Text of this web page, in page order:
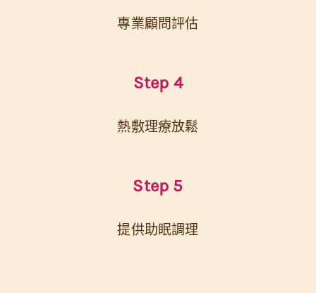
專業顧問評估
Step 4
熱敷理療放鬆
Step 5
提供助眠調理